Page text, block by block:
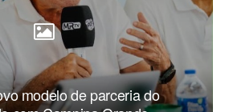
modelo de parceria do